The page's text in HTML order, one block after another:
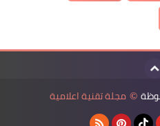
© مجلة تقنية اعلامية